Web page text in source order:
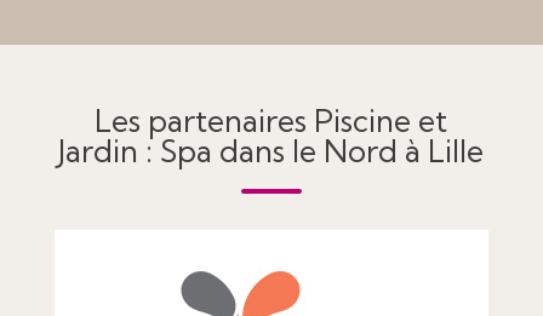
Les partenaires Piscine et
Jardin : Spa dans le Nord à Lille